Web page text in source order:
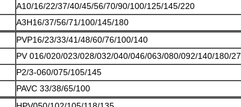
A10/16/22/37/40/45/56/70/90/100/125/145/220
A3H16/37/56/71/100/145/180
PVP16/23/33/41/48/60/76/100/140
PV 016/020/023/028/032/040/046/063/080/092/140/180/
P2/3-060/075/105/145
PAVC 33/38/65/100